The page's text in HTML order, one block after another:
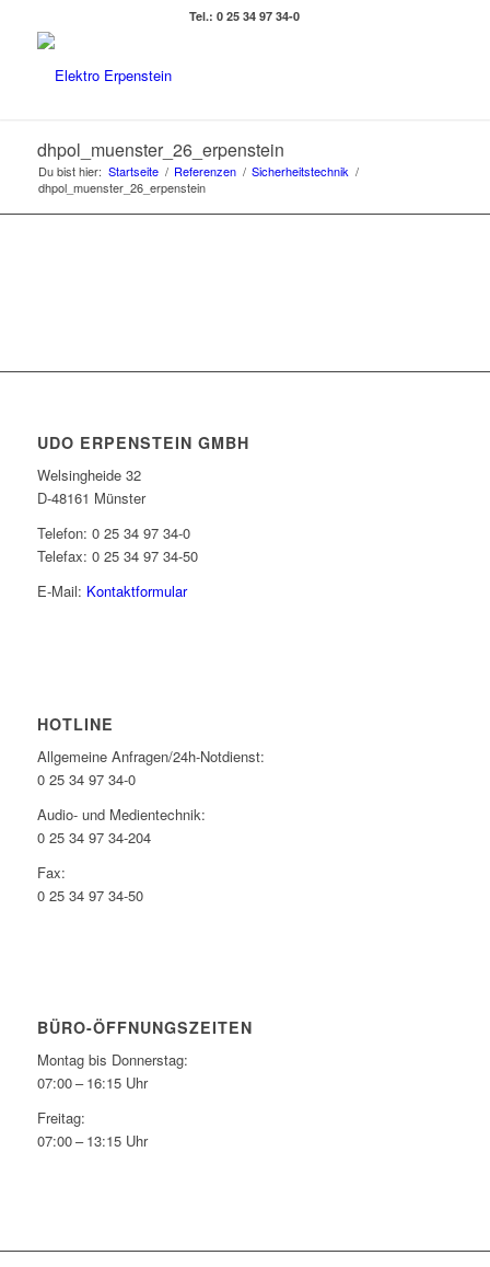
Tel.: 0 25 34 97 34-0
dhpol_muenster_26_erpenstein
Du bist hier: Startseite / Referenzen / Sicherheitstechnik /
dhpol_muenster_26_erpenstein
UDO ERPENSTEIN GMBH
Welsingheide 32
D-48161 Münster
Telefon: 0 25 34 97 34-0
Telefax: 0 25 34 97 34-50
E-Mail: Kontaktformular
HOTLINE
Allgemeine Anfragen/24h-Notdienst:
0 25 34 97 34-0
Audio- und Medientechnik:
0 25 34 97 34-204
Fax:
0 25 34 97 34-50
BÜRO-ÖFFNUNGSZEITEN
Montag bis Donnerstag:
07:00 – 16:15 Uhr
Freitag:
07:00 – 13:15 Uhr